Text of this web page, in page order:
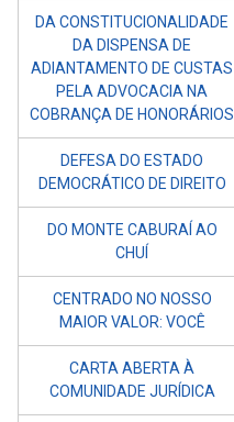
DA CONSTITUCIONALIDADE
DA DISPENSA DE
ADIANTAMENTO DE CUSTAS
PELA ADVOCACIA NA
COBRANÇA DE HONORÁRIOS
DEFESA DO ESTADO
DEMOCRÁTICO DE DIREITO
DO MONTE CABURAÍ AO
CHUÍ
CENTRADO NO NOSSO
MAIOR VALOR: VOCÊ
CARTA ABERTA À
COMUNIDADE JURÍDICA